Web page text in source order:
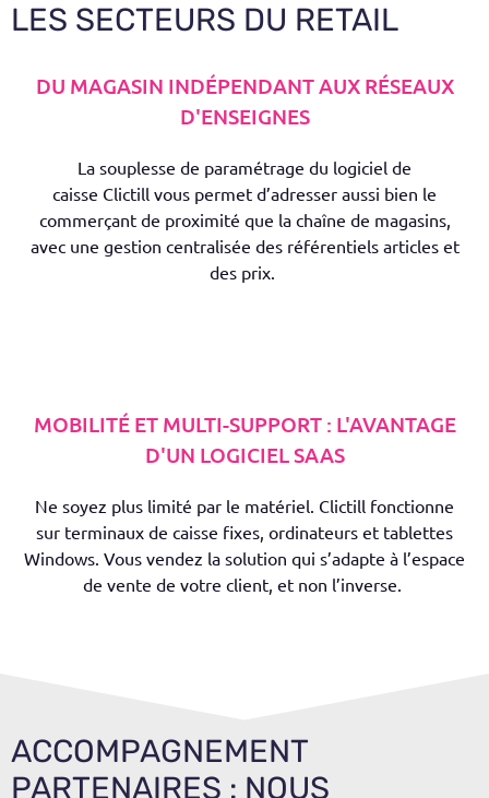
LES SECTEURS DU RETAIL
DU MAGASIN INDÉPENDANT AUX RÉSEAUX
D'ENSEIGNES
L a souplesse de paramétrage du logiciel de
caisse Clictill vous permet d’adresser aussi bien le
commerçant de proximité que la chaîne de magasins,
avec une gestion centralisée des référentiels articles et
des prix.
MOBILITÉ ET MULTI-SUPPORT : L'AVANTAGE
D'UN LOGICIEL SAAS
Ne soyez plus limité par le matériel. Clictill fonctionne
sur terminaux de caisse fixes, ordinateurs et tablettes
Windows. Vous vendez la solution qui s’adapte à l’espace
de vente de votre client, et non l’inverse.
ACCOMPAGNEMENT
PARTENAIRES : NOUS